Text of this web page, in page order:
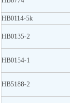
HB0114-5k
HB0135-2
HB0154-1
HB5188-2